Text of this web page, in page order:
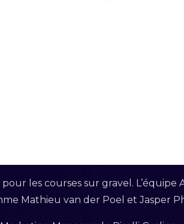
pour les courses sur gravel.
Mathieu van der Poel et Jasper